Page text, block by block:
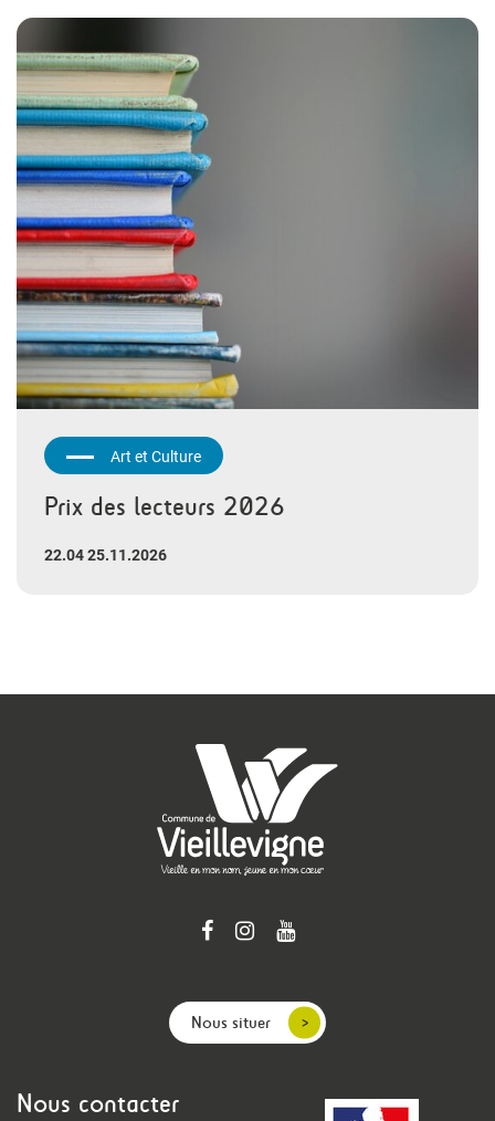
Art et Culture
Prix des lecteurs 2026
22.04 25.11.2026
Nous situer
Nous contacter